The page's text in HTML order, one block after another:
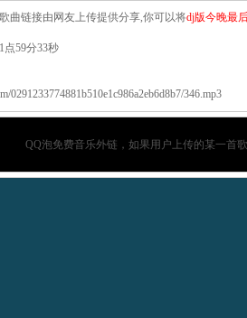
曲链接由网友上传提供分享,你可以将dj版今晚最
点59分33秒
0291233774881b510e1c986a2eb6d8b7/346.mp3
QQ泡免费音乐外链，如果用户上传的某一首